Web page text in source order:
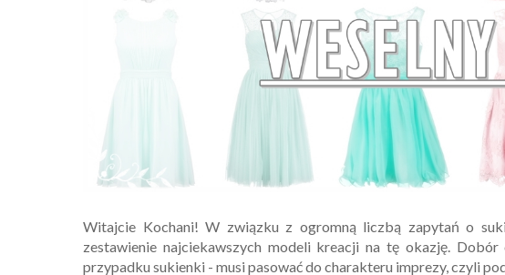
Witajcie Kochani! W związku z ogromną liczbą zapytań o
zestawienie najciekawszych modeli kreacji na tę okazję.
przypadku sukienki - musi pasować do charakteru imprezy, czyli